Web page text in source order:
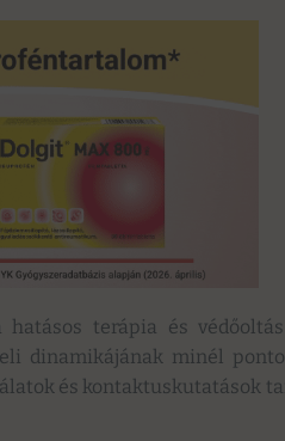
hatásos terápia és
dinamikájának minél
és kontaktuskutatások